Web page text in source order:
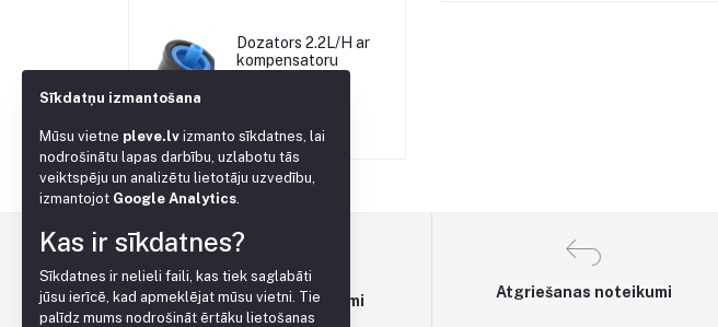
Dozators 2.2L/H ar
kompensatoru
Lietošanas noteikumi
Atgriešanas noteikumi
Sīkdatņu izmantošana
Mūsu vietne pleve.lv izmanto sīkdatnes, lai
nodrošinātu lapas darbību, uzlabotu tās
veiktspēju un analizētu lietotāju uzvedību,
izmantojot Google Analytics
Kas ir sīkdatnes?
Sīkdatnes ir nelieli faili, kas tiek saglabāti
jūsu ierīcē, kad apmeklējat mūsu vietni. Tie
palīdz mums nodrošināt ērtāku lietošanas